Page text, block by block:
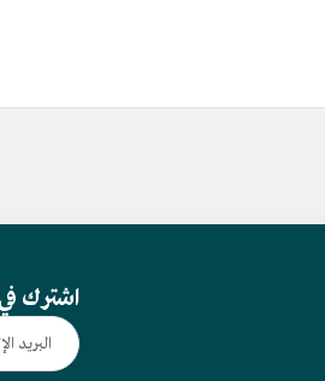
اشترك